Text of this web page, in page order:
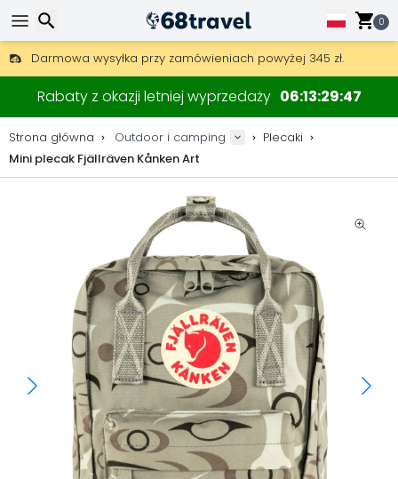
0
Darmowa wysyłka przy zamówieniach powyżej 345 zł.
30 dni na zwrot, 90 dni na drewniane mapy i dekoracje.
Najlepsze ceny na sprzęt outdoorowy i akcesoria.
Rabaty z okazji letniej wyprzedaży 06132946
Strona główna Outdoor i camping
Plecaki
Mini plecak Fjällräven Kånken Art
Wyszukaj
Wyszukaj